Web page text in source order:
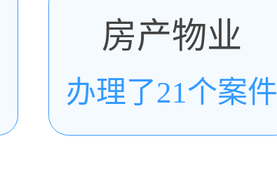
房产物业
办理了21个案件